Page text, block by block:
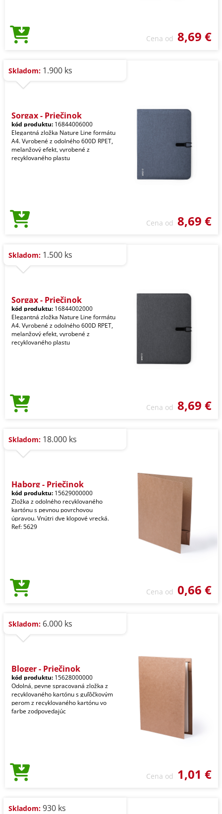
Cena od 8,69 €
Skladom: 1.900 ks
Sorgax - Priečinok
kód produktu: 16844006000
Elegantná zložka Nature Line formátu
A4. Vyrobené z odolného 600D RPET,
melanžový efekt, vyrobené z
recyklovaného plastu
Cena od 8,69 €
Skladom: 1.500 ks
Sorgax - Priečinok
kód produktu: 16844002000
Elegantná zložka Nature Line formátu
A4. Vyrobené z odolného 600D RPET,
melanžový efekt, vyrobené z
recyklovaného plastu
Cena od 8,69 €
Skladom: 18.000 ks
Haborg - Priečinok
kód produktu: 15629000000
Zložka z odolného recyklovaného
kartónu s pevnou povrchovou
úpravou. Vnútri dve klopové vrecká.
Ref: 5629
Cena od 0,66 €
Skladom: 6.000 ks
Bloger - Priečinok
kód produktu: 15628000000
Odolná, pevne spracovaná zložka z
recyklovaného kartónu s guľôčkovým
perom z recyklovaného kartónu vo
farbe zodpovedajúc
Cena od 1,01 €
Skladom: 930 ks